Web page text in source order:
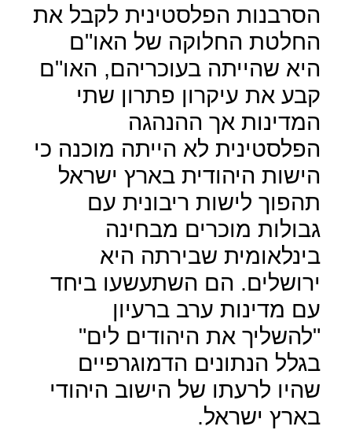
הסרבנות הפלסטינית לקבל את
החלטת החלוקה של האו"ם
היא שהייתה בעוכריהם, האו"ם
קבע את עיקרון פתרון שתי
המדינות אך ההנהגה
הפלסטינית לא הייתה מוכנה כי
הישות היהודית בארץ ישראל
תהפוך לישות ריבונית עם
גבולות מוכרים מבחינה
בינלאומית שבירתה היא
ירושלים. הם השתעשעו ביחד
עם מדינות ערב ברעיון
"להשליך את היהודים לים"
בגלל הנתונים הדמוגרפיים
שהיו לרעתו של הישוב היהודי
בארץ ישראל.